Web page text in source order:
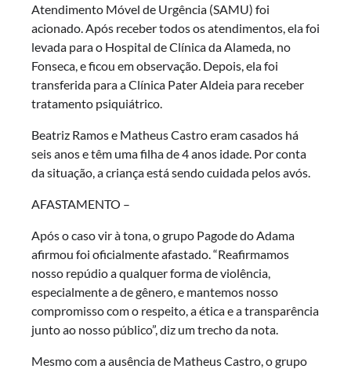
Atendimento Móvel de Urgência (SAMU) foi
acionado. Após receber todos os atendimentos, ela foi
levada para o Hospital de Clínica da Alameda, no
Fonseca, e ficou em observação. Depois, ela foi
transferida para a Clínica Pater Aldeia para receber
tratamento psiquiátrico.
Beatriz Ramos e Matheus Castro eram casados há
seis anos e têm uma filha de 4 anos idade. Por conta
da situação, a criança está sendo cuidada pelos avós.
AFASTAMENTO –
Após o caso vir à tona, o grupo Pagode do Adama
afirmou foi oficialmente afastado. “Reafirmamos
nosso repúdio a qualquer forma de violência,
especialmente a de gênero, e mantemos nosso
compromisso com o respeito, a ética e a transparência
junto ao nosso público”, diz um trecho da nota.
Mesmo com a ausência de Matheus Castro, o grupo